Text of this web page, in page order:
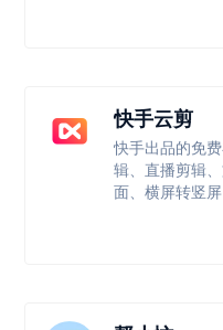
快手云剪
快手出品的免
辑、直播剪辑
面、横屏转竖